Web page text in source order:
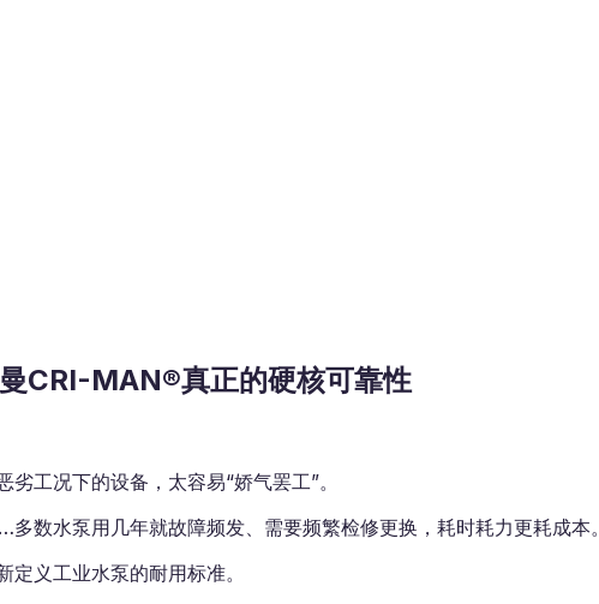
CRI-MAN®真正的硬核可靠性
工况下的设备，太容易“娇气罢工”。
数水泵用几年就故障频发、需要频繁检修更换，耗时耗力更耗成本。
义工业水泵的耐用标准。